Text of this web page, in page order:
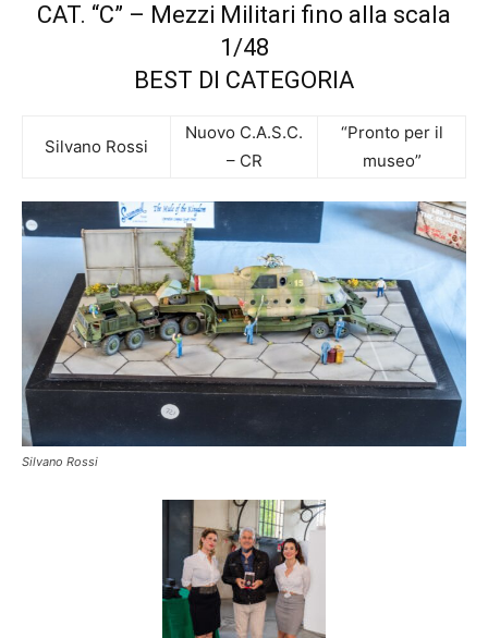
CAT. “C” – Mezzi Militari fino alla scala
1/48
BEST DI CATEGORIA
Silvano Rossi
Nuovo C.A.S.C.
– CR
“Pronto per il
museo”
Silvano Rossi